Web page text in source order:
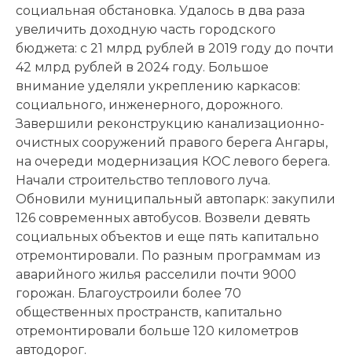
социальная обстановка. Удалось в два раза
увеличить доходную часть городского
бюджета: c 21 млрд рублей в 2019 году до почти
42 млрд рублей в 2024 году. Большое
внимание уделяли укреплению каркасов:
социального, инженерного, дорожного.
Завершили реконструкцию канализационно-
очистных сооружений правого берега Ангары,
на очереди модернизация КОС левого берега.
Начали строительство теплового луча.
Обновили муниципальный автопарк: закупили
126 современных автобусов. Возвели девять
социальных объектов и еще пять капитально
отремонтировали. По разным программам из
аварийного жилья расселили почти 9000
горожан. Благоустроили более 70
общественных пространств, капитально
отремонтировали больше 120 километров
автодорог.